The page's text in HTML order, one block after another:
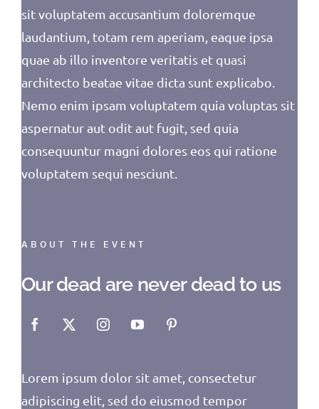
sit voluptatem accusantium doloremque
laudantium, totam rem aperiam, eaque ipsa
quae ab illo inventore veritatis et quasi
architecto beatae vitae dicta sunt explicabo.
Nemo enim ipsam voluptatem quia voluptas sit
aspernatur aut odit aut fugit, sed quia
consequuntur magni dolores eos qui ratione
voluptatem sequi nesciunt.
ABOUT THE EVENT
Our dead are never dead to us
Lorem ipsum dolor sit amet, consectetur
adipiscing elit, sed do eiusmod tempor